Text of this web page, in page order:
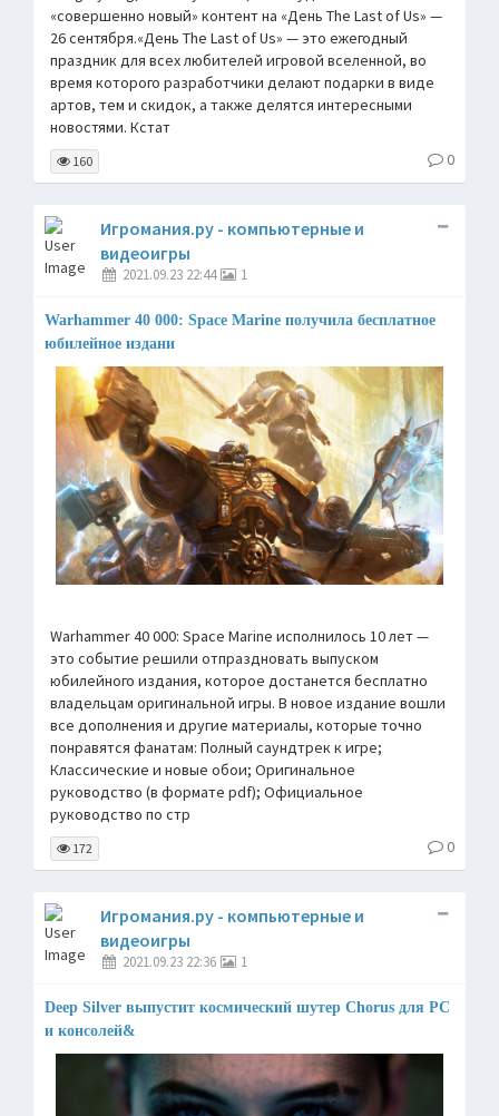
«совершенно новый» контент на «День The Last of Us» —
26 сентября.«День The Last of Us» — это ежегодный
праздник для всех любителей игровой вселенной, во
время которого разработчики делают подарки в виде
артов, тем и скидок, а также делятся интересными
новостями. Кстат
160 0
Игромания.ру - компьютерные и
видеоигры
2021.09.23 22:44 1
Warhammer 40 000: Space Marine получила бесплатное
юбилейное издани
Warhammer 40 000: Space Marine исполнилось 10 лет —
это событие решили отпраздновать выпуском
юбилейного издания, которое достанется бесплатно
владельцам оригинальной игры. В новое издание вошли
все дополнения и другие материалы, которые точно
понравятся фанатам: Полный саундтрек к игре;
Классические и новые обои; Оригинальное
руководство (в формате pdf); Официальное
руководство по стр
172 0
Игромания.ру - компьютерные и
видеоигры
2021.09.23 22:36 1
Deep Silver выпустит космический шутер Chorus для PC
и консолей&